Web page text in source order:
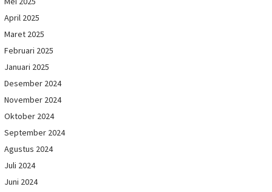
April 2025
Maret 2025
Februari 2025
Januari 2025
Desember 2024
November 2024
Oktober 2024
September 2024
Agustus 2024
Juli 2024
Juni 2024